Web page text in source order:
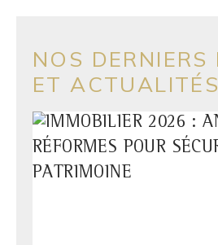
NOS DERNIERS
ET ACTUALITÉS